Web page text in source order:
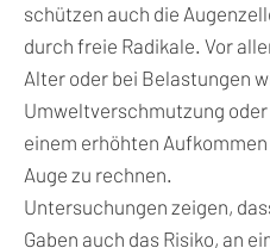
schützen auch die
durch freie Radikale. Vor
Alter oder bei Belastungen
Umweltverschmutzung
einem erhöhten
Auge zu rechnen.
Untersuchungen zeigen,
Gaben auch das Risiko, an